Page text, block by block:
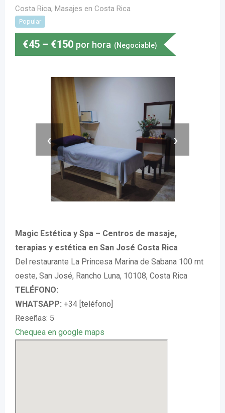
Costa Rica, Masajes en Costa Rica
Popular
€45 – €150 por hora (Negociable)
‹ ›
Magic Estética y Spa – Centros de masaje,
terapias y estética en San José Costa Rica
Del restaurante La Princesa Marina de Sabana 100 mt
oeste, San José, Rancho Luna, 10108, Costa Rica
TELÉFONO:
WHATSAPP: +34 [teléfono]
Reseñas: 5
Chequea en google maps